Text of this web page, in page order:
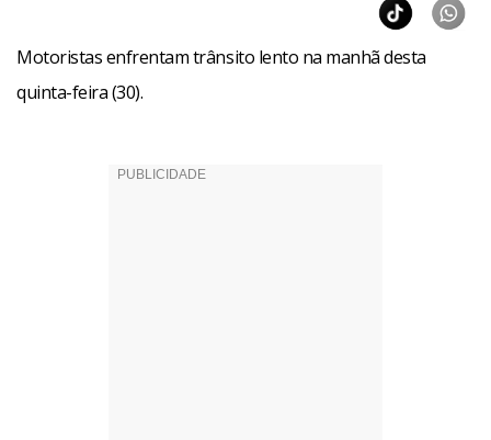
Telegram
Share
Motoristas enfrentam trânsito lento na manhã desta
quinta-feira (30).